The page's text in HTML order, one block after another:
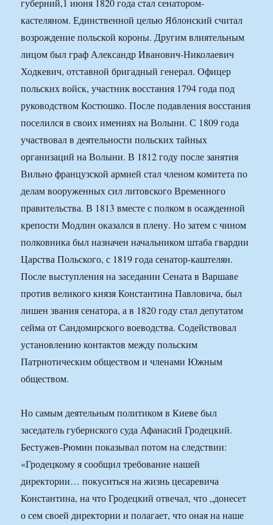
губерний,1 июня 1820 года стал сенатором-
кастеляном. Единственной целью Яблонский считал
возрождение польской короны. Другим влиятельным
лицом был граф Александр Иванович-Николаевич
Ходкевич, отставной бригадный генерал. Офицер
польских войск, участник восстания 1794 года под
руководством Костюшко. После подавления восстания
поселился в своих имениях на Волыни. С 1809 года
участвовал в деятельности польских тайных
организаций на Волыни. В 1812 году после занятия
Вильно французской армией стал членом комитета по
делам вооруженных сил литовского Временного
правительства. В 1813 вместе с полком в осажденной
крепости Модлин оказался в плену. Но затем с чином
полковника был назначен начальником штаба гвардии
Царства Польского, с 1819 года сенатор-каштелян.
После выступления на заседании Сената в Варшаве
против великого князя Константина Павловича, был
лишен звания сенатора, а в 1820 году стал депутатом
сейма от Сандомирского воеводства. Содействовал
установлению контактов между польским
Патриотическим обществом и членами Южным
обществом.
Но самым деятельным политиком в Киеве был
заседатель губернского суда Афанасий Гродецкий.
Бестужев-Рюмин показывал потом на следствии:
«Гродецкому я сообщил требование нашей
директории… покуситься на жизнь цесаревича
Константина, на что Гродецкий отвечал, что „донесет
о сем своей директории и полагает, что оная на наше